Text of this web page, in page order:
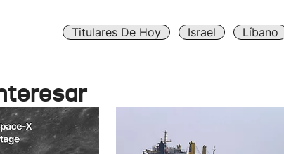
Titulares De Hoy Israel Líbano